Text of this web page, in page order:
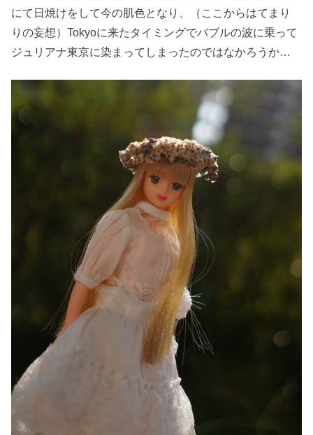
にて日焼けをして今の肌色となり、（ここからはてまり
りの妄想）Tokyoに来たタイミングでバブルの波に乗って
ジュリアナ東京に染まってしまったのではなかろうか…